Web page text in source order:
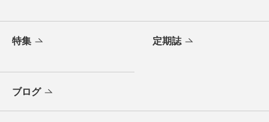
特集 定期誌
ブログ